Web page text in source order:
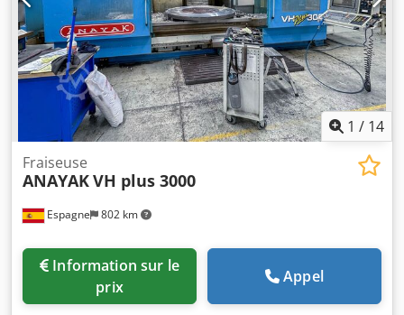
1 / 14
Espagne 802 km
Fraiseuse
ANAYAKVH plus 3000
prix
Appel